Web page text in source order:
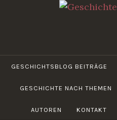
GESCHICHTSBLOG BEITRÄGE
GESCHICHTE NACH THEMEN
AUTOREN KONTAKT